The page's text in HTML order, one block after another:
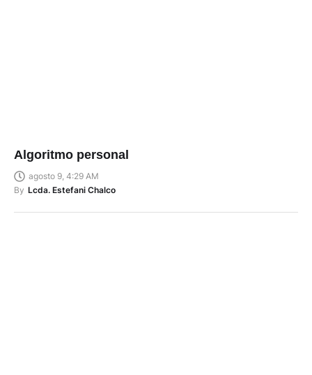
Algoritmo personal
agosto 9, 4:29 AM
By Lcda. Estefani Chalco